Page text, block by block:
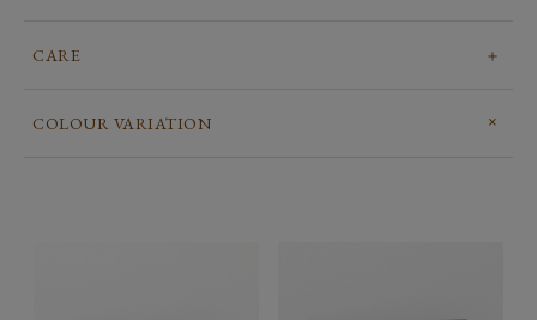
CARE
COLOUR VARIATION